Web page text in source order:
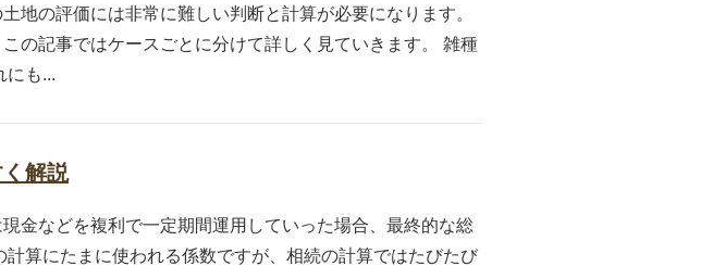
地の評価には非常に難しい判断と計算が必要になります。
の記事ではケースごとに分けて詳しく見ていきます。 雑種
にも...
解説
金などを複利で一定期間運用していった場合、最終的な総
算にたまに使われる係数ですが、相続の計算ではたびたび